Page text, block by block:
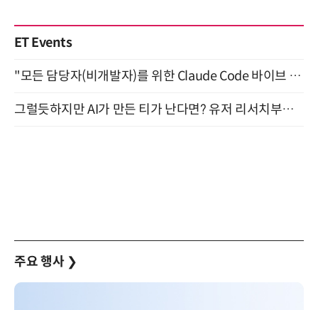
ET Events
"모든 담당자(비개발자)를 위한 Claude Code 바이브 코딩 2-day 부트캠프" 9월 16~17일 개최
그럴듯하지만 AI가 만든 티가 난다면? 유저 리서치부터 배포까지! (9/15)
주요 행사 ❯